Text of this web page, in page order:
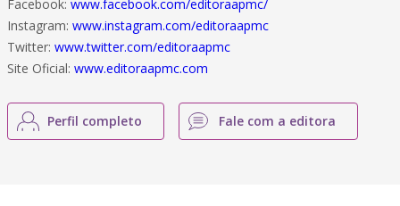
Facebook: www.facebook.com/editoraapmc/
Instagram: www.instagram.com/editoraapmc
Twitter: www.twitter.com/editoraapmc
Site Oficial: www.editoraapmc.com
Perfil completo Fale com a editora